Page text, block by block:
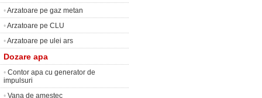
•Arzatoare pe gaz metan
•Arzatoare pe CLU
•Arzatoare pe ulei ars
Dozare apa
• Contor apa cu generator de
impulsuri
• Vana de amestec